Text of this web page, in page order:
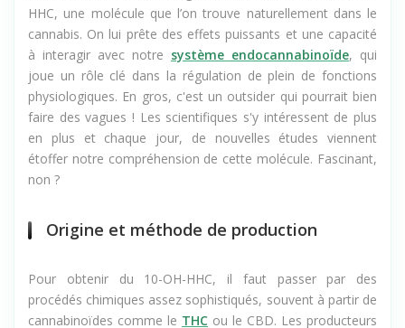
Le 10-OH-HHC, c’est un peu le petit nouveau dans le
monde du cannabis. Il s'agit d'un cannabinoïde dérivé du
HHC, une molécule que l’on trouve naturellement dans le
cannabis. On lui prête des effets puissants et une capacité
à interagir avec notre système endocannabinoïde , qui
joue un rôle clé dans la régulation de plein de fonctions
physiologiques. En gros, c'est un outsider qui pourrait bien
faire des vagues ! Les scientifiques s'y intéressent de plus
en plus et chaque jour, de nouvelles études viennent
non ?
Pour obtenir du 10-OH-HHC, il faut passer par des